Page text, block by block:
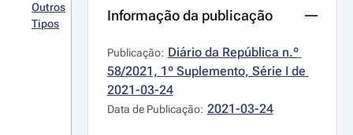
Outros
Tipos
Informação da publicação
Publicação: Diário da República n.º
58/2021, 1º Suplemento, Série I de
2021-03-24
Data de Publicação: 2021-03-24